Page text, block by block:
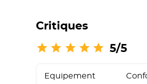
Critiques
5/5
Equipement